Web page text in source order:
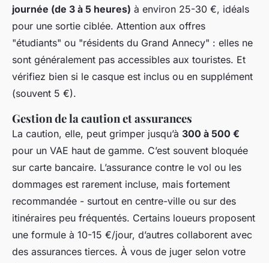
journée (de 3 à 5 heures) à environ 25-30 €, idéals
pour une sortie ciblée. Attention aux offres
"étudiants" ou "résidents du Grand Annecy" : elles ne
sont généralement pas accessibles aux touristes. Et
vérifiez bien si le casque est inclus ou en supplément
(souvent 5 €).
Gestion de la caution et assurances
La caution, elle, peut grimper jusqu’à 300 à 500 €
pour un VAE haut de gamme. C’est souvent bloquée
sur carte bancaire. L’assurance contre le vol ou les
dommages est rarement incluse, mais fortement
recommandée - surtout en centre-ville ou sur des
itinéraires peu fréquentés. Certains loueurs proposent
une formule à 10-15 €/jour, d’autres collaborent avec
des assurances tierces. À vous de juger selon votre